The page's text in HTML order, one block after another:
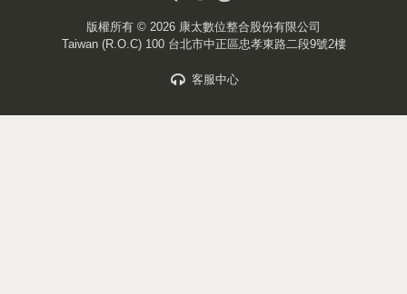
版權所有 © 2026 康太數位整合股份有限公司
Taiwan (R.O.C) 100 台北市中正區忠孝東路二段9號2樓
客服中心